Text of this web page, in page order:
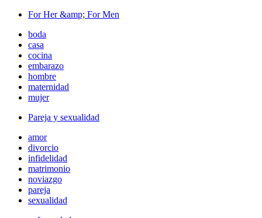
For Her &amp; For Men
boda
casa
cocina
embarazo
hombre
maternidad
mujer
Pareja y sexualidad
amor
divorcio
infidelidad
matrimonio
noviazgo
pareja
sexualidad